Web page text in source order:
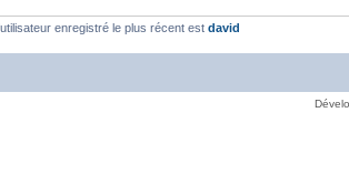
enregistré le plus récent est david